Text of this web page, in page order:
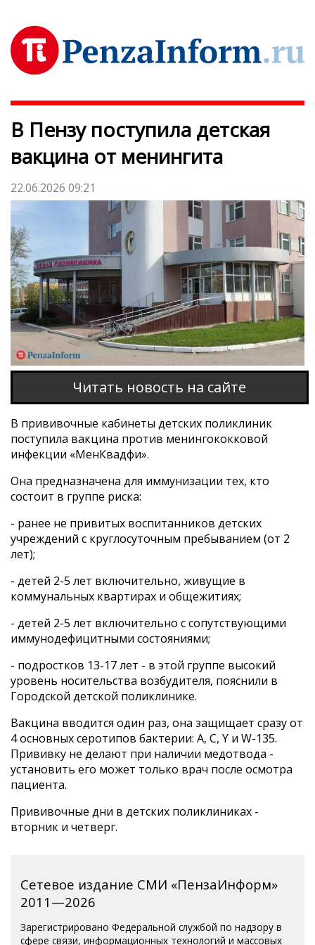
В Пензу поступила детская
вакцина от менингита
22.06.2026 09:21
Читать новость на сайте
В прививочные кабинеты детских поликлиник
поступила вакцина против менингококковой
инфекции «МенКвадфи».
Она предназначена для иммунизации тех, кто
состоит в группе риска:
- ранее не привитых воспитанников детских
учреждений с круглосуточным пребыванием (от 2
лет);
- детей 2-5 лет включительно, живущие в
коммунальных квартирах и общежитиях;
- детей 2-5 лет включительно с сопутствующими
иммунодефицитными состояниями;
- подростков 13-17 лет - в этой группе высокий
уровень носительства возбудителя, пояснили в
Городской детской поликлинике.
Вакцина вводится один раз, она защищает сразу от
4 основных серотипов бактерии: A, C, Y и W-135.
Прививку не делают при наличии медотвода -
установить его может только врач после осмотра
пациента.
Прививочные дни в детских поликлиниках -
вторник и четверг.
Сетевое издание СМИ «ПензаИнформ»
2011—2026
Зарегистрировано Федеральной службой по надзору в
сфере связи, информационных технологий и массовых